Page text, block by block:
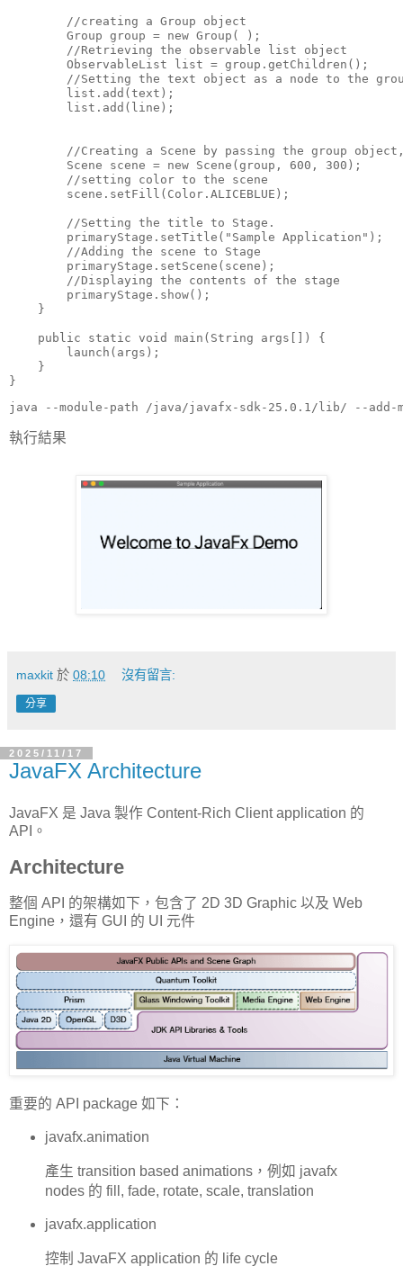
        //creating a Group object
        Group group = new Group( );
        //Retrieving the observable list object
        ObservableList list = group.getChildren();
//Setting the text object as a node to the
        list.add(text);
        list.add(line);
//Creating a Scene by passing the group
        Scene scene = new Scene(group, 600, 300);
        //setting color to the scene
        scene.setFill(Color.ALICEBLUE);
        //Setting the title to Stage.
        primaryStage.setTitle("Sample Application");
        //Adding the scene to Stage
        primaryStage.setScene(scene);
        //Displaying the contents of the stage
        primaryStage.show();
    }
    public static void main(String args[]) {
        launch(args);
    }
}
java --module-path /java/javafx-sdk-25.0.1/lib/ --add-
執行結果
maxkit 於 08:10 沒有留言:
分享
2025/11/17
JavaFX Architecture
JavaFX 是 Java 製作 Content-Rich Client application 的
API。
Architecture
整個 API 的架構如下，包含了 2D 3D Graphic 以及 Web
Engine，還有 GUI 的 UI 元件
重要的 API package 如下：
javafx.animation
產生 transition based animations，例如 javafx
nodes 的 fill, fade, rotate, scale, translation
javafx.application
控制 JavaFX application 的 life cycle